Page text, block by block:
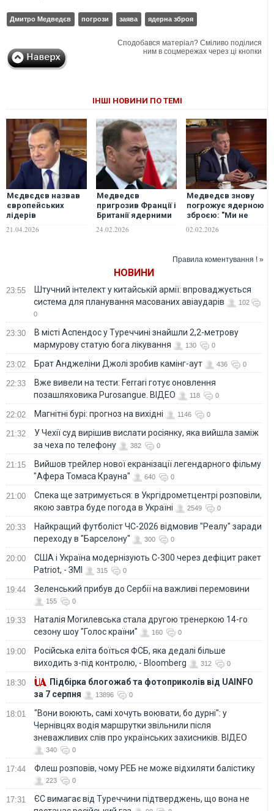
Дмитро Медведєв погрози заява ядерна зброя
Сподобався матеріал? Сміливо поділися
ним в соцмережах через ці кнопки
ІНШІ НОВИНИ ПО ТЕМІ
Мєдвєдєв назвав
європейських
лідерів
21.04.2026
Медведєв
пригрозив Франції і
Британії ядерними
плани з озброєння
24.02.2026
Медведєв знову
погрожує ядерною
зброєю: "Ми не
02.02.2026
Правила коментування ! »
НОВИНИ
23:55
Штучний інтелект у китайській армії: впроваджується
система для планування масованих авіаударів
102
0
23:30
В місті Аспендос у Туреччині знайшли 2,2-метрову
мармурову статую бога лікування
130 0
23:02 Брат Анджеліни Джолі зробив камінг-аут 436 0
22:33
Вже вивели на тести: Ferrari готує оновлення
позашляховика Purosangue. ВІДЕО
118 0
22:02 Магнітні бурі: прогноз на вихідні 1146 0
21:32
У Чехії суд вирішив вислати росіянку, яка вийшла заміж
за чеха по телефону
382 0
21:15
Вийшов трейлер нової екранізації легендарного фільму
"Афера Томаса Крауна"
640 0
21:00
Спека ще затримується: в Укргідрометцентрі розповіли,
якою завтра буде погода в Україні
2549 0
20:33
Найкращий футболіст ЧС-2026 відмовив "Реалу" заради
переходу в "Барселону"
300 0
20:00
США і Україна модернізують С-300 через дефіцит ракет
Patriot, - ЗМІ
315 0
19:44 Зеленський прибув до Сербії на важливі перемовини
155 0
19:33
Наталія Могилевська стала другою тренеркою 14-го
сезону шоу "Голос країни"
160 0
19:00
Російська еліта боїться ФСБ, яка дедалі більше
виходить з-під контролю, - Bloomberg
312 0
18:30
Підбірка блогожаб та фотоприколів від UAINFO
за 7 серпня
13896 0
18:01
"Вони воюють, самі хочуть воювати, бо дурні": у
Чернівцях водія маршрутки звільнили після
зневажливих слів про українських захисників. ВІДЕО
340 0
17:44 Флеш розповів, чому РЕБ не може відхиляти балістику
223 0
17:31
ЄС вимагає від Туреччини підтверджень, що вона не